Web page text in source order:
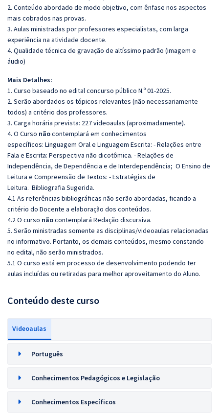
2. Conteúdo abordado de modo objetivo, com ênfase nos aspectos
mais cobrados nas provas.
3. Aulas ministradas por professores especialistas, com larga
experiência na atividade docente.
4. Qualidade técnica de gravação de altíssimo padrão (imagem e
áudio)
Mais Detalhes:
1. Curso baseado no edital concurso público N.º 01-2025.
2. Serão abordados os tópicos relevantes (não necessariamente
todos) a critério dos professores.
3. Carga horária prevista: 227 videoaulas (aproximadamente).
4. O Curso nãocontemplará em conhecimentos
específicos: Linguagem Oral e Linguagem Escrita: - Relações entre
Fala e Escrita: Perspectiva não dicotômica. - Relações de
Independência, de Dependência e de Interdependência; O Ensino de
Leitura e Compreensão de Textos: - Estratégias de
Leitura. Bibliografia Sugerida.
4.1 As referências bibliográficas não serão abordadas, ficando a
critério do Docente a elaboração dos conteúdos.
4.2 O curso nãocontemplará Redação discursiva.
5. Serão ministradas somente as disciplinas/videoaulas relacionadas
no informativo. Portanto, os demais conteúdos, mesmo constando
no edital, não serão ministrados.
5.1 O curso está em processo de desenvolvimento podendo ter
aulas incluídas ou retiradas para melhor aproveitamento do Aluno.
Conteúdo deste curso
Videoaulas
Português
Conhecimentos Pedagógicos e Legislação
Conhecimentos Específicos